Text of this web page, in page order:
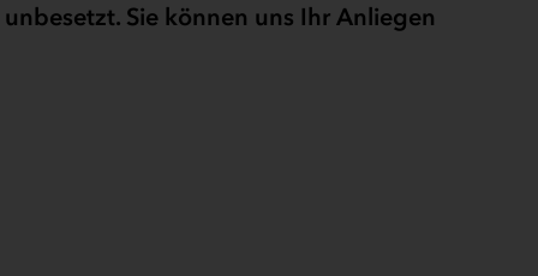
Sie können uns Ihr Anliegen